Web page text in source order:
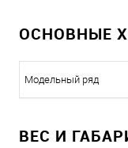
ОСНОВНЫЕ
Модельный ряд
ВЕС И